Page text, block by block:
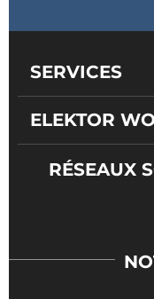
SERVICES
ELEKTOR
RÉSEAUX